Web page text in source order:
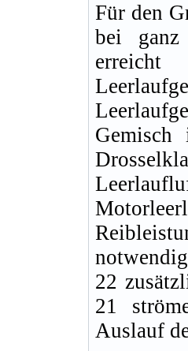
Für den
bei ganz
22
21
Auslauf